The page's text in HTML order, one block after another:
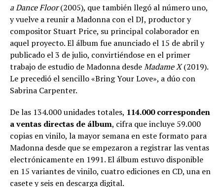
a Dance Floor(2005), que también llegó al número uno,
y vuelve a reunir a Madonna con el DJ, productor y
compositor Stuart Price, su principal colaborador en
aquel proyecto. El álbum fue anunciado el 15 de abril y
publicado el 3 de julio, convirtiéndose en el primer
trabajo de estudio de Madonna desdeMadame X(2019).
Le precedió el sencillo «Bring Your Love», a dúo con
Sabrina Carpenter.
De las 134.000 unidades totales, 114.000 corresponden
a ventas directas de álbum, cifra que incluye 59.000
copias en vinilo, la mayor semana en este formato para
Madonna desde que se empezaron a registrar las ventas
electrónicamente en 1991. El álbum estuvo disponible
en 15 variantes de vinilo, cuatro ediciones en CD, una en
casete y seis en descarga digital.